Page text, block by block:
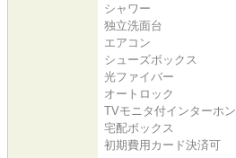
シャワー
独立洗面台
エアコン
シューズボックス
光ファイバー
オートロック
TVモニタ付インターホン
宅配ボックス
初期費用カード決済可